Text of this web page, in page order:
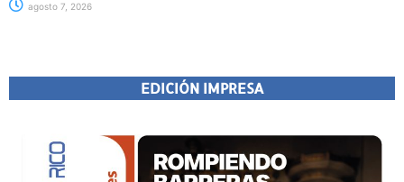
agosto 7, 2026
EDICIÓN IMPRESA